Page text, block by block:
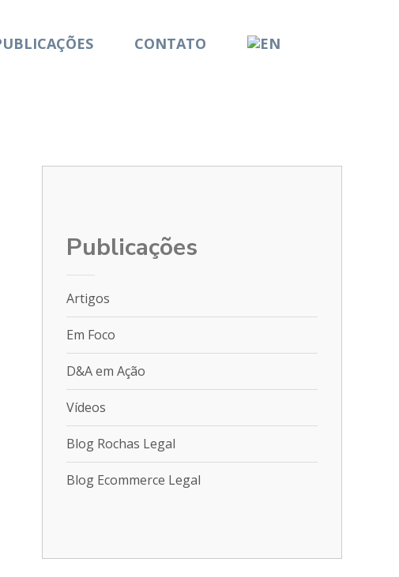
CONTATO
Publicações
Artigos
Em Foco
D&A em Ação
Vídeos
Blog Rochas Legal
Blog Ecommerce Legal